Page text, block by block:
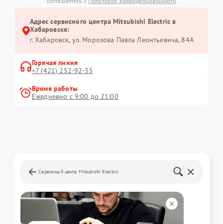
Адрес сервисного центра Mitsubishi Electric в
Хабаровске:
г. Хабаровск, ул. Морозова Павла Леонтьевича, 84А
Горячая линия
+7 (421) 252-92-35
Время работы
Ежедневно с 9:00 до 21:00
Сервисный центр Mitsubishi Electric